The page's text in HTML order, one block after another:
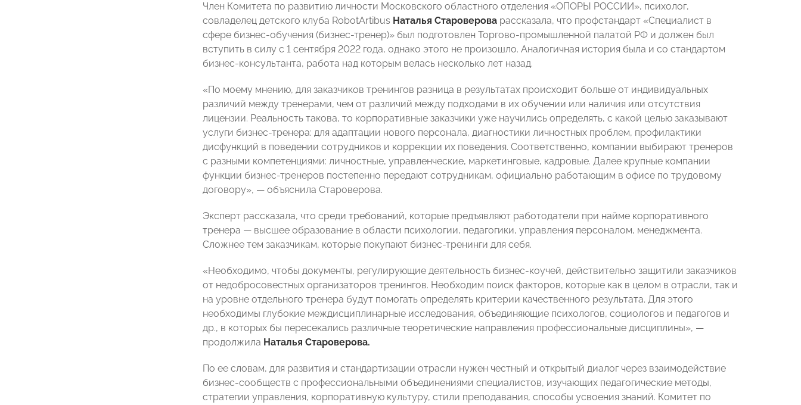
Член Комитета по развитию личности Московского областного отделения «ОПОРЫ РОССИИ», психолог,
совладелец детского клуба RobotArtibus Наталья Староверова рассказала, что профстандарт «Специалист в
сфере бизнес-обучения (бизнес-тренер)» был подготовлен Торгово-промышленной палатой РФ и должен был
вступить в силу с 1 сентября 2022 года, однако этого не произошло. Аналогичная история была и со стандартом
бизнес-консультанта, работа над которым велась несколько лет назад.
«По моему мнению, для заказчиков тренингов разница в результатах происходит больше от индивидуальных
различий между тренерами, чем от различий между подходами в их обучении или наличия или отсутствия
лицензии. Реальность такова, то корпоративные заказчики уже научились определять, с какой целью заказывают
услуги бизнес-тренера: для адаптации нового персонала, диагностики личностных проблем, профилактики
дисфункций в поведении сотрудников и коррекции их поведения. Соответственно, компании выбирают тренеров
с разными компетенциями: личностные, управленческие, маркетинговые, кадровые. Далее крупные компании
функции бизнес-тренеров постепенно передают сотрудникам, официально работающим в офисе по трудовому
договору», — объяснила Староверова.
Эксперт рассказала, что среди требований, которые предъявляют работодатели при найме корпоративного
тренера — высшее образование в области психологии, педагогики, управления персоналом, менеджмента.
Сложнее тем заказчикам, которые покупают бизнес-тренинги для себя.
«Необходимо, чтобы документы, регулирующие деятельность бизнес-коучей, действительно защитили заказчиков
от недобросовестных организаторов тренингов. Необходим поиск факторов, которые как в целом в отрасли, так и
на уровне отдельного тренера будут помогать определять критерии качественного результата. Для этого
необходимы глубокие междисциплинарные исследования, объединяющие психологов, социологов и педагогов и
др., в которых бы пересекались различные теоретические направления профессиональные дисциплины», —
продолжила Наталья Староверова.
По ее словам, для развития и стандартизации отрасли нужен честный и открытый диалог через взаимодействие
бизнес-сообществ с профессиональными объединениями специалистов, изучающих педагогические методы,
стратегии управления, корпоративную культуру, стили преподавания, способы усвоения знаний. Комитет по